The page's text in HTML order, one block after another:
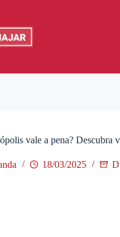
vale a pena? Descubra
18/03/2025